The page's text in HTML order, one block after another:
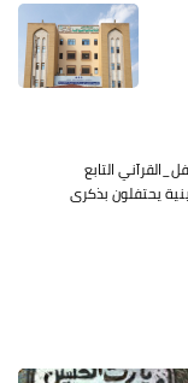
التابع
يحتفلون بذكرى